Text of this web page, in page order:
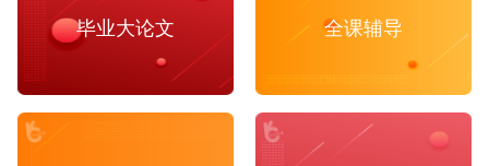
毕业大论文 全课辅导